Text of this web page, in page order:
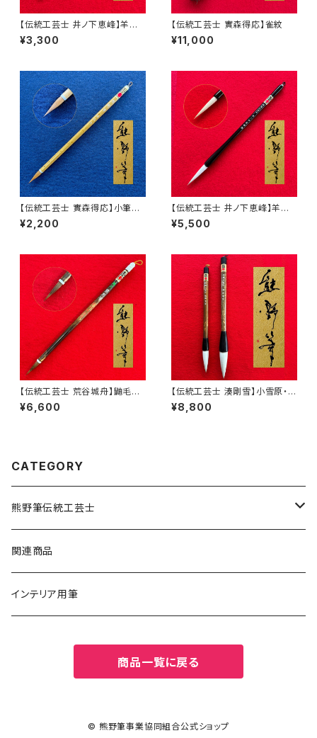
【伝統工芸士 井ノ下恵峰】羊毫
五号 凌雲
¥3,300
【伝統工芸士 實森得応】雀紋
¥11,000
【伝統工芸士 實森得応】小筆細
細
¥2,200
【伝統工芸士 井ノ下恵峰】羊毫
四号 凌雲
¥5,500
【伝統工芸士 荒谷城舟】鼬毛
熊野筆
¥6,600
【伝統工芸士 湊剛雪】小雪原・大
雪原
¥8,800
CATEGORY
熊野筆伝統工芸士
碓井真光
荒谷 城舟
関連商品
インテリア用筆
商品一覧に戻る
© 熊野筆事業協同組合公式ショップ